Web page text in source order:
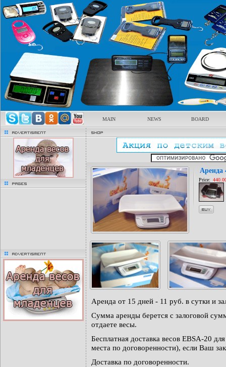
MAIN NEWS BOARD
advertisment
pages
advertisment
Shop
Аренда
Price:
buy
Аренда от 15 дней - 11 руб. в сутки и
Сумма аренды берется с залоговой
отдаете весы.
Бесплатная доставка весов EBSA-20
места по договоренности), если Ваш
Доставка по договоренности.